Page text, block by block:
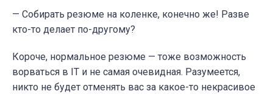
— Собирать резюме на коленке, конечно же! Разве
кто-то делает по-другому?
Короче, нормальное резюме — тоже возможность
ворваться в IT и не самая очевидная. Разумеется,
никто не будет отменять вас за какое-то некрасивое